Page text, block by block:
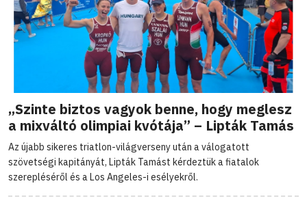
„Szinte biztos vagyok benne, hogy meglesz
a mixváltó olimpiai kvótája” – Lipták Tamás
Az újabb sikeres triatlon-világverseny után a válogatott
szövetségi kapitányát, Lipták Tamást kérdeztük a fiatalok
szerepléséről és a Los Angeles-i esélyekről.